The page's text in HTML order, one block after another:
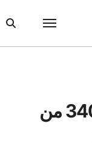
أقوال وحكم عن الصمت 340 من